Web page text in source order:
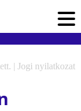
| Jogi nyilatkozat